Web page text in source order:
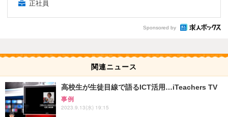
正社員
Sponsored by
関連ニュース
高校生が生徒目線で語るICT活用…iTeachers TV
事例
2023.9.13(水) 19:15